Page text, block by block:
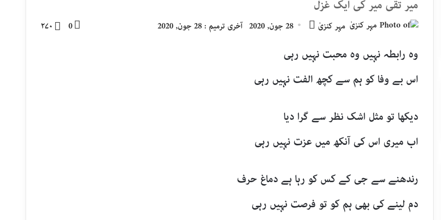
میر تقی میر کی ایک غزل
مہر کنزیٰ
Send28 جون, 2020 آخری ترمیم : 28 جون, 2020 0 ۲۷۰
وہ رابطہ نہیں وہ محبت نہیں رہی
اس بے وفا کو ہم سے کچھ الفت نہیں رہی
دیکھا تو مثل اشک نظر سے گرا دیا
اب میری اس کی آنکھ میں عزت نہیں رہی
رندھنے سے جی کے کس کو رہا ہے دماغ حرف
دم لینے کی بھی ہم کو تو فرصت نہیں رہی